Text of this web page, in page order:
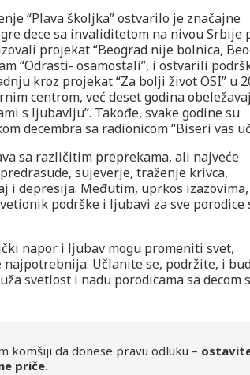
“Plava školjka” ostvarilo je značajne
dece sa invaliditetom na nivou Srbije
projekat “Beograd nije bolnica,
“Odrasti- osamostali”, i ostvarili
kroz projekat “Za bolji život OSI” u
centrom, već deset godina
s ljubavlju”. Takođe, svake godine su
decembra sa radionicom “Biseri vas
sa različitim preprekama, ali najveće
sujeverje, traženje krivca,
i depresija. Međutim, uprkos izazovima,
podrške i ljubavi za sve porodice
napor i ljubav mogu promeniti svet,
Učlanite se, podržite, i
svetlost i nadu porodicama sa decom
komšiji da donese pravu odluku –
priče.